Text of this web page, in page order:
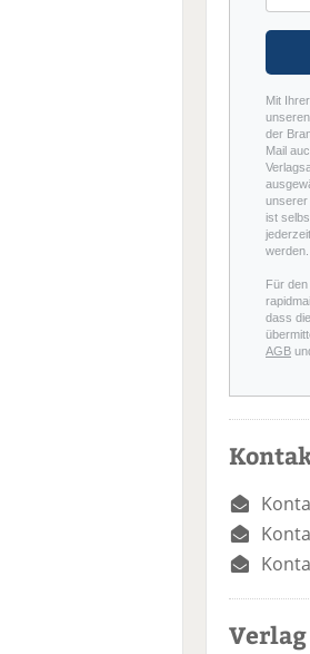
Mit
der
Mail
unserer
ist
werden.
Für
dass
AGB
Verlag